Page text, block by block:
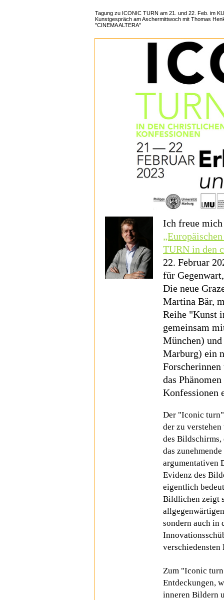
Tagung zu ICONIC TURN am 21. und 22. Feb. im
Kunstgespräch am Aschermittwoch mit Thomas
"CINEMA ALTERA"
Ich freue mich
TURN in den
22. Februar
für
Die neue
Martina Bär,
Reihe "Kunst
gemeinsam
München)
Marburg) ein
Forscherinnen
das
Konfessionen
Der "Iconic
der zu
des Bildschirms,
das
argumentativen
Evidenz des
eigentlich
Bildlichen zeigt
sondern auch in
verschiedensten
Zum "Iconic
Entdeckungen,
inneren Bildern